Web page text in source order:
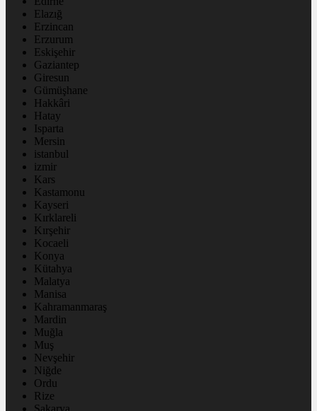
Elazığ
Erzincan
Erzurum
Eskişehir
Gaziantep
Giresun
Gümüşhane
Hakkâri
Hatay
Isparta
Mersin
istanbul
izmir
Kars
Kastamonu
Kayseri
Kırklareli
Kırşehir
Kocaeli
Konya
Kütahya
Malatya
Manisa
Kahramanmaraş
Mardin
Muğla
Muş
Nevşehir
Niğde
Ordu
Rize
Sakarya